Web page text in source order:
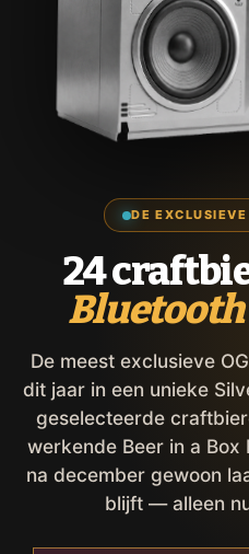
DE
24
Bluetooth
De meest exclusieve
dit jaar in een unieke
geselecteerde
werkende Beer in a
na december gewoon
blijft — alleen